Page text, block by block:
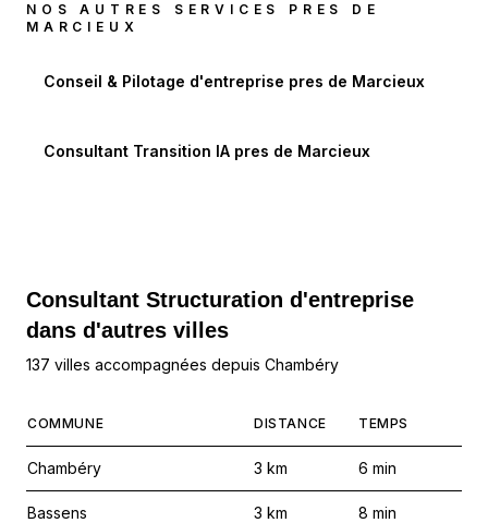
NOS AUTRES SERVICES PRES DE
MARCIEUX
Conseil & Pilotage d'entreprise pres de Marcieux
Consultant Transition IA pres de Marcieux
Consultant Structuration d'entreprise
dans d'autres villes
137 villes accompagnées depuis Chambéry
COMMUNE DISTANCE TEMPS
Chambéry 3 km 6 min
Bassens 3 km 8 min